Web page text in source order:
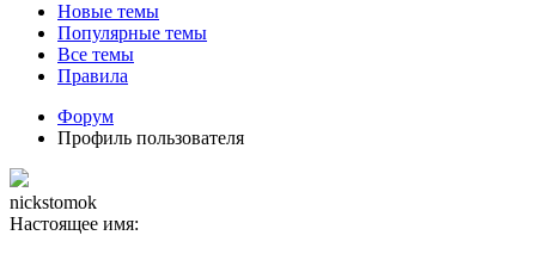
Новые темы
Популярные темы
Все темы
Правила
Форум
Профиль пользователя
nickstomok
Настоящее имя: